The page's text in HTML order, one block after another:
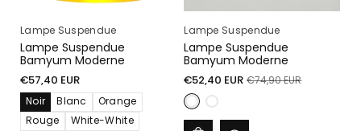
Lampe Suspendue
Lampe Suspendue
Bamyum Moderne
Prix
habituel
€57,40 EUR
Noir Blanc
Orange
Rouge
White-White
Lampe Suspendue
Lampe Suspendue
Bamyum Moderne
Prix
soldé
€52,40 EUR Prix
€74,90 EUR